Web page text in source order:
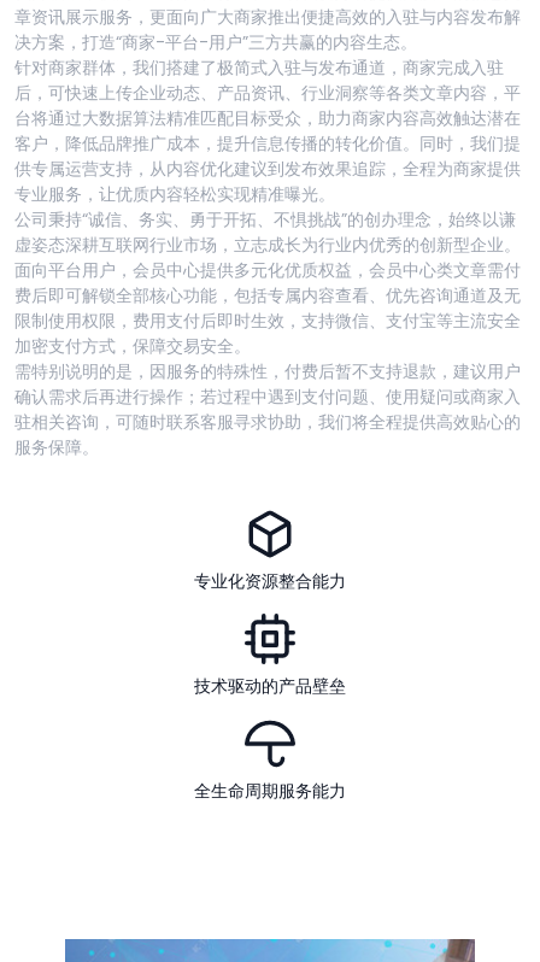
章资讯展示服务，更面向广大商家推出便捷高效的入驻与内容发布解
决方案，打造“商家-平台-用户”三方共赢的内容生态。
针对商家群体，我们搭建了极简式入驻与发布通道，商家完成入驻
后，可快速上传企业动态、产品资讯、行业洞察等各类文章内容，平
台将通过大数据算法精准匹配目标受众，助力商家内容高效触达潜在
客户，降低品牌推广成本，提升信息传播的转化价值。同时，我们提
供专属运营支持，从内容优化建议到发布效果追踪，全程为商家提供
专业服务，让优质内容轻松实现精准曝光。
公司秉持“诚信、务实、勇于开拓、不惧挑战”的创办理念，始终以谦
虚姿态深耕互联网行业市场，立志成长为行业内优秀的创新型企业。
面向平台用户，会员中心提供多元化优质权益，会员中心类文章需付
费后即可解锁全部核心功能，包括专属内容查看、优先咨询通道及无
限制使用权限，费用支付后即时生效，支持微信、支付宝等主流安全
加密支付方式，保障交易安全。
需特别说明的是，因服务的特殊性，付费后暂不支持退款，建议用户
确认需求后再进行操作；若过程中遇到支付问题、使用疑问或商家入
驻相关咨询，可随时联系客服寻求协助，我们将全程提供高效贴心的
服务保障。
专业化资源整合能力
技术驱动的产品壁垒
全生命周期服务能力